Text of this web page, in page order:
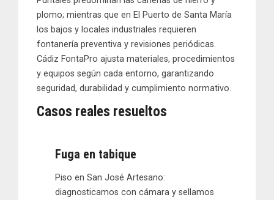
plomo; mientras que en El Puerto de Santa María
los bajos y locales industriales requieren
fontanería preventiva y revisiones periódicas.
Cádiz FontaPro ajusta materiales, procedimientos
y equipos según cada entorno, garantizando
seguridad, durabilidad y cumplimiento normativo.
Casos reales resueltos
Fuga en tabique
Piso en San José Artesano:
diagnosticamos con cámara y sellamos